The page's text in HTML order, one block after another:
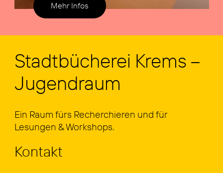
Mehr Infos
Stadt­bü­che­rei Krems –
Jugend­raum
Ein Raum fürs Recher­chie­ren und für
Lesun­gen & Work­shops.
Kon­takt